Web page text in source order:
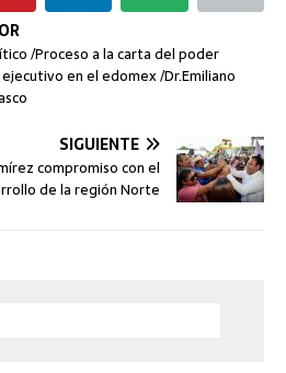
/Proceso a la carta del poder
en el edomex /Dr.Emiliano
SIGUIENTE
compromiso con el
de la región Norte